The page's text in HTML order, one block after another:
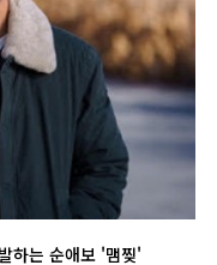
하는 순애보 '맴찢'